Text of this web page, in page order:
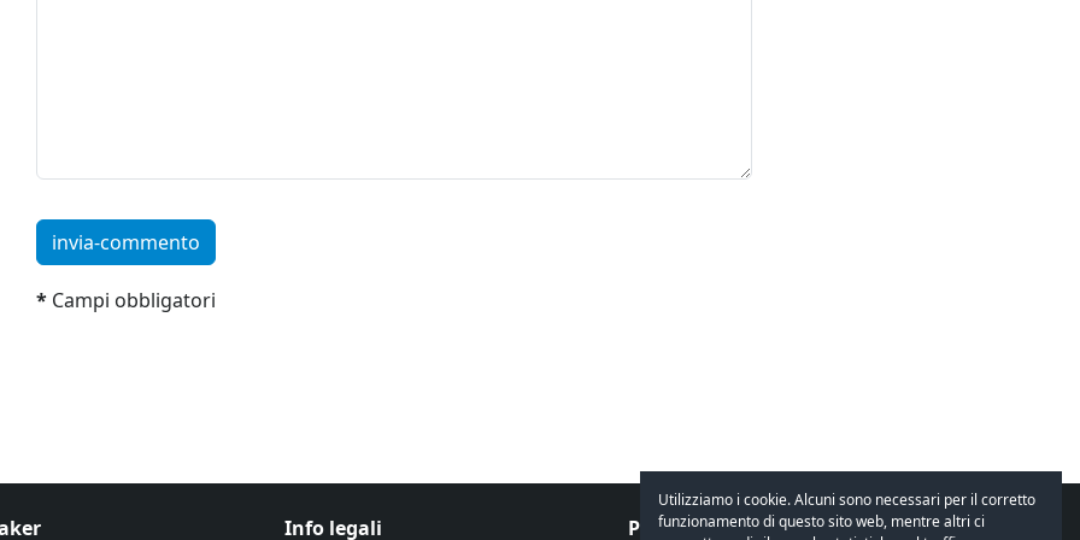
invia-commento
* Campi obbligatori
Utilizziamo i cookie. Alcuni sono necessari per il corretto
funzionamento di questo sito web, mentre altri ci
Info legali Parliamone